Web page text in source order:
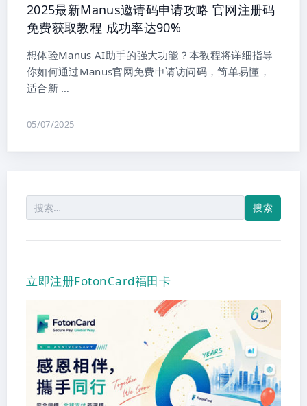
2025最新Manus邀请码申请攻略 官网注册码
免费获取教程 成功率达90%
想体验Manus AI助手的强大功能？本教程将详细指导
你如何通过Manus官网免费申请访问码，简单易懂，
适合新 …
05/07/2025
索：
立即注册FotonCard福田卡